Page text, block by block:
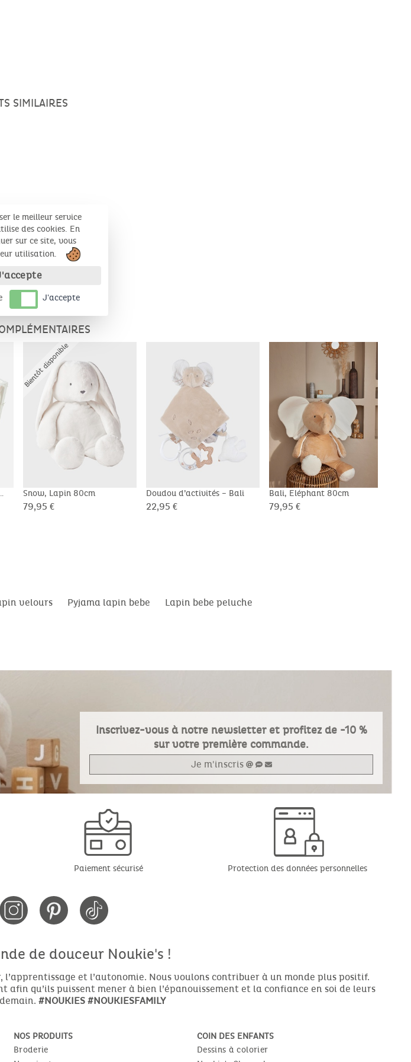
SIMILAIRES
Bientôt disponible
Snow, Lapin 80cm
79,95 €
Doudou d’activités – Bali
22,95 €
Bali, Eléphant 80cm
79,95 €
velours Pyjama lapin bebe
Lapin bebe peluche
Inscrivez-vous à notre newsletter et profitez de -10 %
sur votre première commande.
Je m'inscris
Paiement sécurisé Protection des données personnelles
de douceur Noukie's !
l’apprentissage et l’autonomie. Nous voulons contribuer à un monde plus positif.
qu’ils puissent mener à bien l’épanouissement et la confiance en soi de leurs
#NOUKIES #NOUKIESFAMILY
NOS PRODUITS
Broderie
COIN DES ENFANTS
Dessins à colorier
le meilleur service
des cookies. En
sur ce site, vous
utilisation.
J'accepte